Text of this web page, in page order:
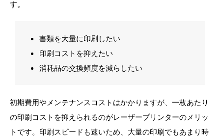
す。
書類を大量に印刷したい
印刷コストを抑えたい
消耗品の交換頻度を減らしたい
初期費用やメンテナンスコストはかかりますが、一枚あたり
の印刷コストを抑えられるのがレーザープリンターのメリッ
トです。印刷スピードも速いため、大量の印刷でもあまり時